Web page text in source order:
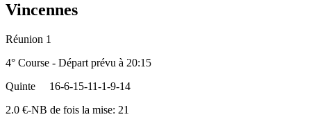
Vincennes
Réunion 1
4° Course - Départ prévu à 20:15
Quinte
16-6-15-11-1-9-14
2.0 €-NB de fois la mise: 21